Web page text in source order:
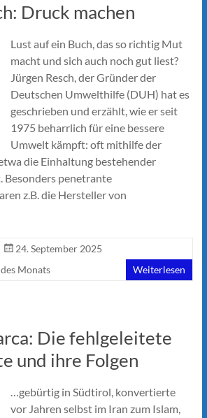
Druck machen
Lust auf ein Buch, das so richtig Mut
macht und sich auch noch gut liest?
Jürgen Resch, der Gründer der
Deutschen Umwelthilfe (DUH) hat es
geschrieben und erzählt, wie er seit
1975 beharrlich für eine bessere
Umwelt kämpft: oft mithilfe der
die Einhaltung bestehender
Besonders penetrante
z.B. die Hersteller von
24. September 2025
Monats Weiterlesen
Die fehlgeleitete
und ihre Folgen
…gebürtig in Südtirol, konvertierte
vor Jahren selbst im Iran zum Islam,